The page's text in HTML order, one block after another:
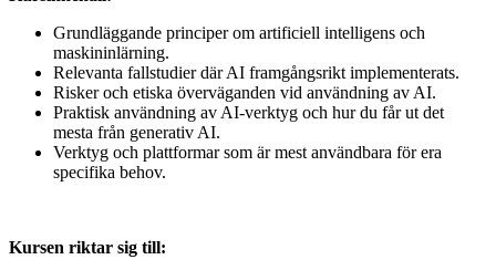
Grundläggande principer om artificiell intelligens och
maskininlärning.
Relevanta fallstudier där AI framgångsrikt implementerats.
Risker och etiska överväganden vid användning av AI.
Praktisk användning av AI-verktyg och hur du får ut det
mesta från generativ AI.
Verktyg och plattformar som är mest användbara för era
specifika behov.
Kursen riktar sig till: